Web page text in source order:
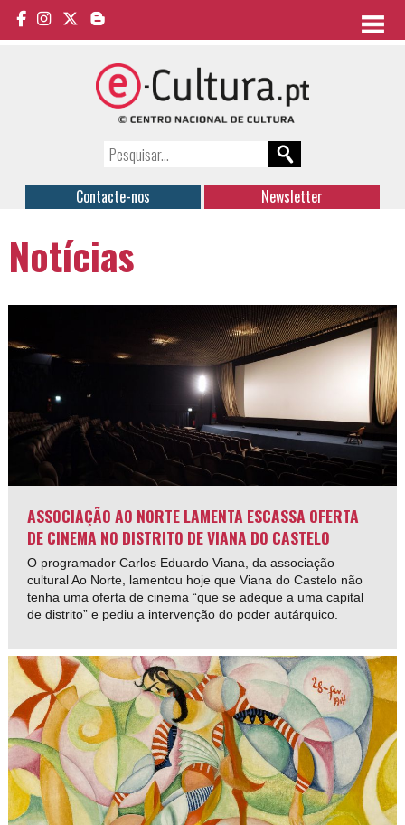
Contacte-nos Newsletter
Notícias
ASSOCIAÇÃO AO NORTE LAMENTA ESCASSA OFERTA
DE CINEMA NO DISTRITO DE VIANA DO CASTELO
O programador Carlos Eduardo Viana, da associação
cultural Ao Norte, lamentou hoje que Viana do Castelo não
tenha uma oferta de cinema “que se adeque a uma capital
de distrito” e pediu a intervenção do poder autárquico.